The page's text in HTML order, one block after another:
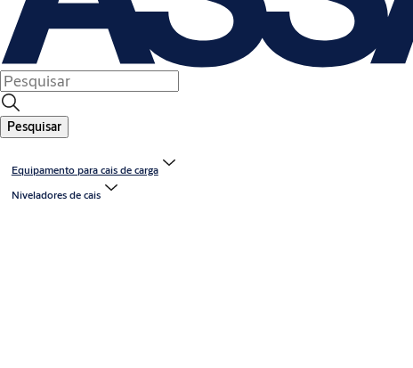
Pesquisar
Equipamento para cais de carga
Niveladores de cais